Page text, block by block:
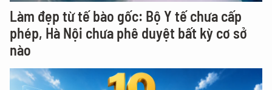
Làm đẹp từ tế bào gốc: Bộ Y tế chưa cấp
phép, Hà Nội chưa phê duyệt bất kỳ cơ sở
nào